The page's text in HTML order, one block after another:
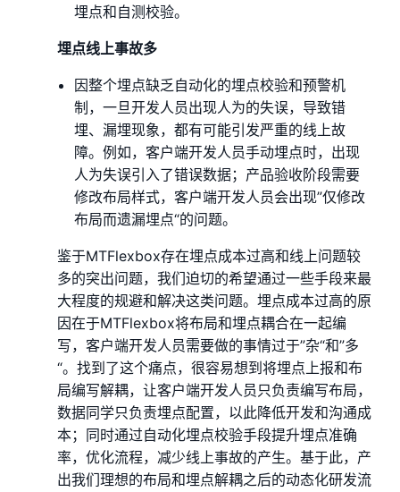
埋点和自测校验。
埋点线上事故多
因整个埋点缺乏自动化的埋点校验和预警机
制，一旦开发人员出现人为的失误，导致错
埋、漏埋现象，都有可能引发严重的线上故
障。例如，客户端开发人员手动埋点时，出现
人为失误引入了错误数据；产品验收阶段需要
修改布局样式，客户端开发人员会出现”仅修改
布局而遗漏埋点“的问题。
鉴于MTFlexbox存在埋点成本过高和线上问题较
多的突出问题，我们迫切的希望通过一些手段来最
大程度的规避和解决这类问题。埋点成本过高的原
因在于MTFlexbox将布局和埋点耦合在一起编
写，客户端开发人员需要做的事情过于”杂“和”多
“。找到了这个痛点，很容易想到将埋点上报和布
局编写解耦，让客户端开发人员只负责编写布局，
数据同学只负责埋点配置，以此降低开发和沟通成
本；同时通过自动化埋点校验手段提升埋点准确
率，优化流程，减少线上事故的产生。基于此，产
出我们理想的布局和埋点解耦之后的动态化研发流